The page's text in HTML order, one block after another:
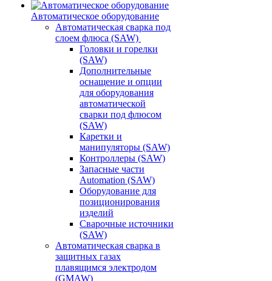
Автоматическое оборудование
Автоматическая сварка под
слоем флюса (SAW)
Головки и горелки
(SAW)
Дополнительные
оснащение и опции
для оборудования
автоматической
сварки под флюсом
(SAW)
Каретки и
манипуляторы (SAW)
Контроллеры (SAW)
Запасные части
Automation (SAW)
Оборудование для
позиционирования
изделий
Сварочные источники
(SAW)
Автоматическая сварка в
защитных газах
плавящимся электродом
(GMAW)